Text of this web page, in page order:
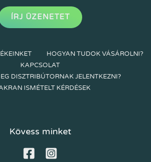
ÍRJ ÜZENETET
HOGYAN TUDOK VÁSÁROLNI?
KAPCSOLAT
DISZTRIBÚTORNAK JELENTKEZNI?
ISMÉTELT KÉRDÉSEK
Kövess minket